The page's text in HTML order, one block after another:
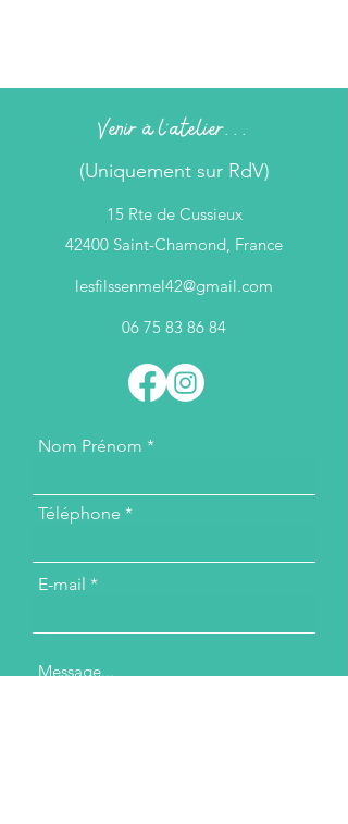
Venir à l'atelier...
(Uniquement sur RdV)
15 Rte de Cussieux
42400 Saint-Chamond, France
lesfilssenmel42@gmail.com
06 75 83 86 84
Nom Prénom
Téléphone
E-mail
Message...